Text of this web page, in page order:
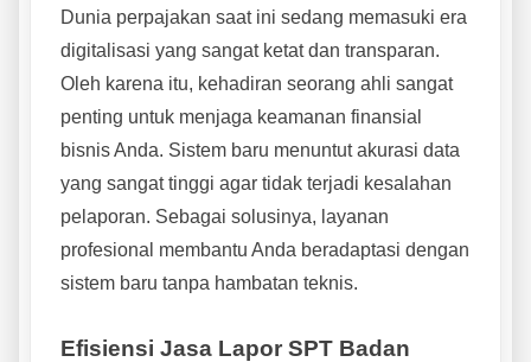
Dunia perpajakan saat ini sedang memasuki era
digitalisasi yang sangat ketat dan transparan.
Oleh karena itu, kehadiran seorang ahli sangat
penting untuk menjaga keamanan finansial
bisnis Anda. Sistem baru menuntut akurasi data
yang sangat tinggi agar tidak terjadi kesalahan
pelaporan. Sebagai solusinya, layanan
profesional membantu Anda beradaptasi dengan
sistem baru tanpa hambatan teknis.
Efisiensi Jasa Lapor SPT Badan